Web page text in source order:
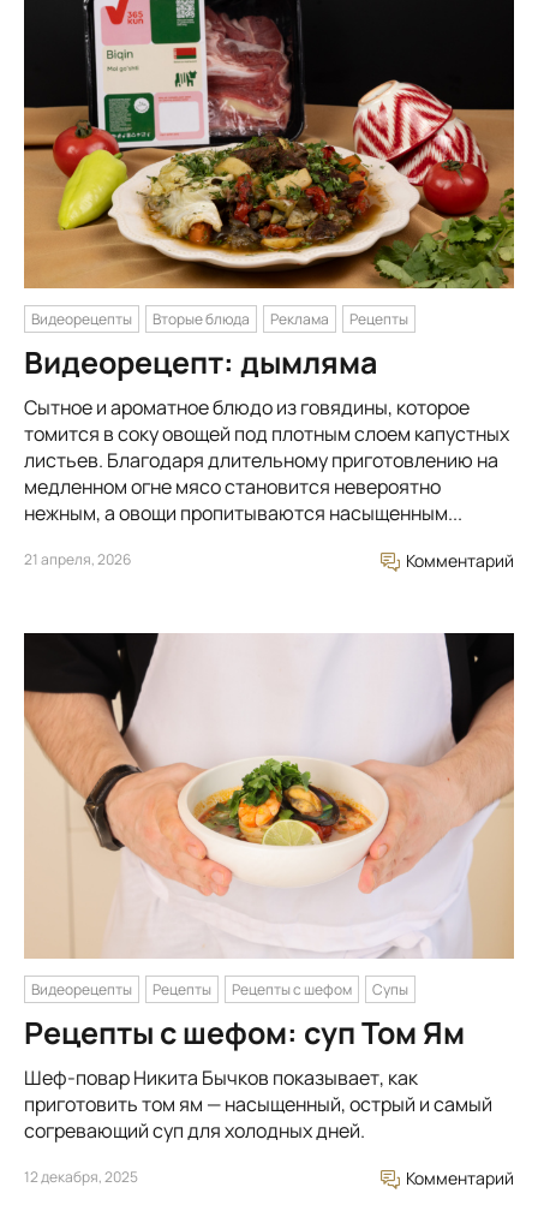
Видеорецепты Вторые блюда Реклама Рецепты
Видеорецепт: дымляма
Сытное и ароматное блюдо из говядины, которое
томится в соку овощей под плотным слоем капустных
листьев. Благодаря длительному приготовлению на
медленном огне мясо становится невероятно
нежным, а овощи пропитываются насыщенным...
21 апреля, 2026 Комментарий
Видеорецепты Рецепты Рецепты с шефом Супы
Рецепты с шефом: суп Том Ям
Шеф-повар Никита Бычков показывает, как
приготовить том ям — насыщенный, острый и самый
согревающий суп для холодных дней.
12 декабря, 2025 Комментарий